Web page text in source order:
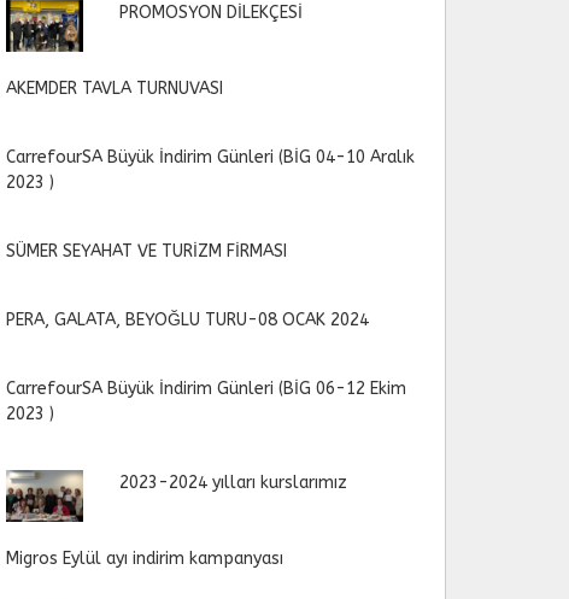
PROMOSYON DİLEKÇESİ
AKEMDER TAVLA TURNUVASI
CarrefourSA Büyük İndirim Günleri (BİG 04-10 Aralık
2023 )
SÜMER SEYAHAT VE TURİZM FİRMASI
PERA, GALATA, BEYOĞLU TURU-08 OCAK 2024
CarrefourSA Büyük İndirim Günleri (BİG 06-12 Ekim
2023 )
2023-2024 yılları kurslarımız
Migros Eylül ayı indirim kampanyası